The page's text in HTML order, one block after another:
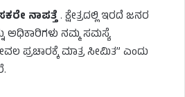
ನಾಪತ್ತೆ. ಕ್ಷೇತ್ರದಲ್ಲಿ ಇರದೆ ಜನರ
ಅಧಿಕಾರಿಗಳು ನಮ್ಮ ಸಮಸ್ಯೆ
ಪ್ರಚಾರಕ್ಕೆ ಮಾತ್ರ ಸೀಮಿತ” ಎಂದು